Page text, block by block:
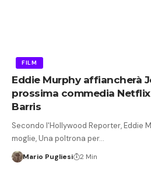
FILM
Eddie Murphy affiancherà
prossima commedia
Barris
Secondo l'Hollywood Reporter, Eddie
moglie, Una poltrona per…
Mario Pugliesi 2 Min